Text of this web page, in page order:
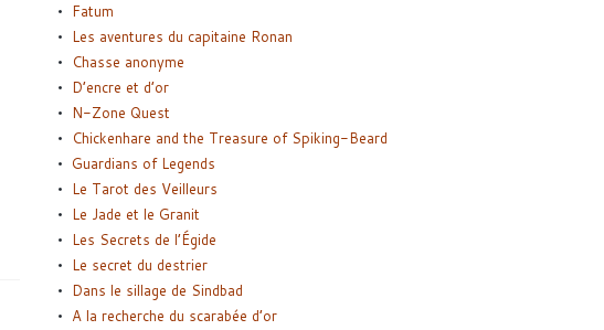
Fatum
Les aventures du capitaine Ronan
Chasse anonyme
D’encre et d’or
N-Zone Quest
Chickenhare and the Treasure of Spiking-Beard
Guardians of Legends
Le Tarot des Veilleurs
Le Jade et le Granit
Les Secrets de l’Égide
Le secret du destrier
Dans le sillage de Sindbad
A la recherche du scarabée d’or